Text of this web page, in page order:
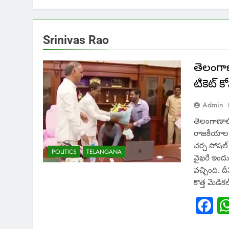
Srinivas Rao
POLITICS TELANGANA
టికెట్
Admin
తెలంగాణాలో
రాజకీయాల
చర్చ
వైఖరే
వచ్చింది.
కొత్త